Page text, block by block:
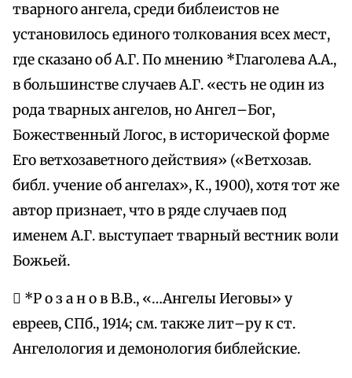
тварного ангела, среди библеистов не
установилось единого толкования всех мест,
где сказано об А.Г. По мнению *Глаголева А.А.,
в большинстве случаев А.Г. «есть не один из
рода тварных ангелов, но Ангел–Бог,
Божественный Логос, в исторической форме
Его ветхозаветного действия» («Ветхозав.
библ. учение об ангелах», К., 1900), хотя тот же
автор признает, что в ряде случаев под
именем А.Г. выступает тварный вестник воли
Божьей.
 *Р о з а н о в В.В., «…Ангелы Иеговы» у
евреев, СПб., 1914; см. также лит–ру к ст.
Ангелология и демонология библейские.